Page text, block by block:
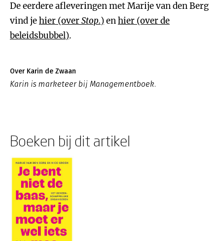
De eerdere afleveringen met Marije van den Berg
vind jehier (overStop.)enhier (over de
beleidsbubbel).
Over Karin de Zwaan
Karin is marketeer bij Managementboek.
Boeken bij dit artikel